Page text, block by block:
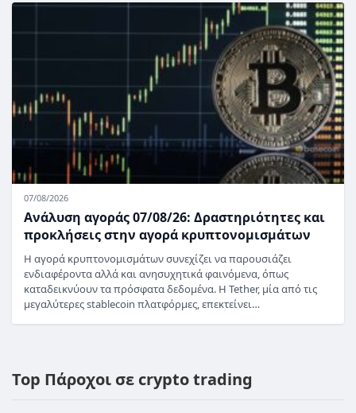
07/08/2026
Ανάλυση αγοράς 07/08/26: Δραστηριότητες και
προκλήσεις στην αγορά κρυπτονομισμάτων
Η αγορά κρυπτονομισμάτων συνεχίζει να παρουσιάζει
ενδιαφέροντα αλλά και ανησυχητικά φαινόμενα, όπως
καταδεικνύουν τα πρόσφατα δεδομένα. Η Tether, μία από τις
μεγαλύτερες stablecoin πλατφόρμες, επεκτείνει…
Top Πάροχοι σε crypto trading